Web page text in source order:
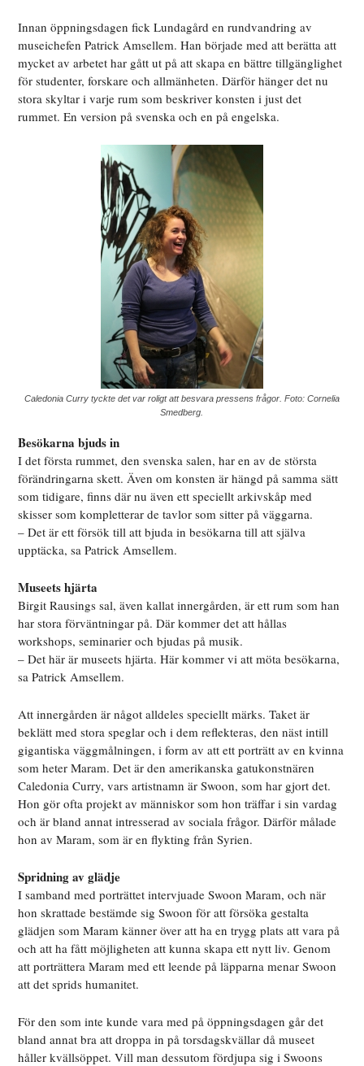
Innan öppningsdagen fick Lundagård en rundvandring av
museichefen Patrick Amsellem. Han började med att berätta att
mycket av arbetet har gått ut på att skapa en bättre tillgänglighet
för studenter, forskare och allmänheten. Därför hänger det nu
stora skyltar i varje rum som beskriver konsten i just det
rummet. En version på svenska och en på engelska.
Caledonia Curry tyckte det var roligt att besvara pressens frågor. Foto: Cornelia
Smedberg.
Besökarna bjuds in
I det första rummet, den svenska salen, har en av de största
förändringarna skett. Även om konsten är hängd på samma sätt
som tidigare, finns där nu även ett speciellt arkivskåp med
skisser som kompletterar de tavlor som sitter på väggarna.
– Det är ett försök till att bjuda in besökarna till att själva
upptäcka, sa Patrick Amsellem.
Museets hjärta
Birgit Rausings sal, även kallat innergården, är ett rum som han
har stora förväntningar på. Där kommer det att hållas
workshops, seminarier och bjudas på musik.
– Det här är museets hjärta. Här kommer vi att möta besökarna,
sa Patrick Amsellem.
Att innergården är något alldeles speciellt märks. Taket är
beklätt med stora speglar och i dem reflekteras, den näst intill
gigantiska väggmålningen, i form av att ett porträtt av en kvinna
som heter Maram. Det är den amerikanska gatukonstnären
Caledonia Curry, vars artistnamn är Swoon, som har gjort det.
Hon gör ofta projekt av människor som hon träffar i sin vardag
och är bland annat intresserad av sociala frågor. Därför målade
hon av Maram, som är en flykting från Syrien.
Spridning av glädje
I samband med porträttet intervjuade Swoon Maram, och när
hon skrattade bestämde sig Swoon för att försöka gestalta
glädjen som Maram känner över att ha en trygg plats att vara på
och att ha fått möjligheten att kunna skapa ett nytt liv. Genom
att porträttera Maram med ett leende på läpparna menar Swoon
att det sprids humanitet.
För den som inte kunde vara med på öppningsdagen går det
bland annat bra att droppa in på torsdagskvällar då museet
håller kvällsöppet. Vill man dessutom fördjupa sig i Swoons